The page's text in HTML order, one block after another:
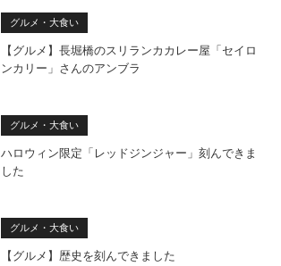
グルメ・大食い
【グルメ】長堀橋のスリランカカレー屋「セイロ
ンカリー」さんのアンブラ
グルメ・大食い
ハロウィン限定「レッドジンジャー」刻んできま
した
グルメ・大食い
【グルメ】歴史を刻んできました